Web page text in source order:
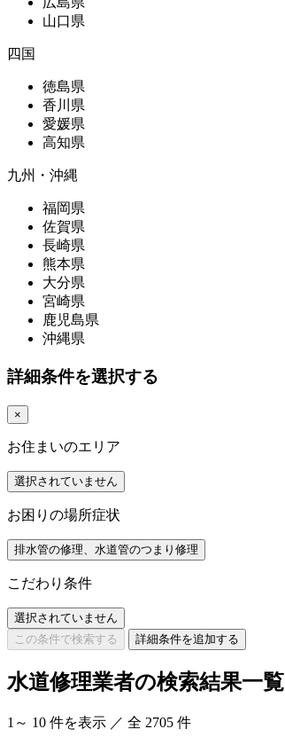
山口県
四国
徳島県
香川県
愛媛県
高知県
九州・沖縄
福岡県
佐賀県
長崎県
熊本県
大分県
宮崎県
鹿児島県
沖縄県
詳細条件を選択する
×
お住まいのエリア
選択されていません
お困りの場所症状
排水管の修理、水道管のつまり修理
こだわり条件
選択されていません
この条件で検索する
詳細条件を追加する
水道修理業者の検索結果一覧
1 ～ 10 件を表示 ／ 全 2705 件